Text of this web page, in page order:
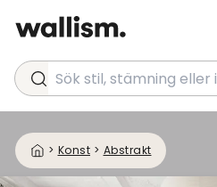
Sök stil, stämning eller idé...
> Konst > Abstrakt